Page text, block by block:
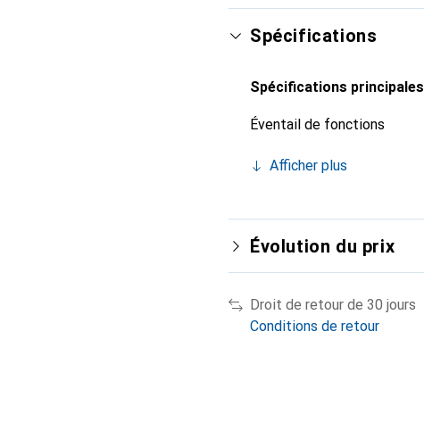
Spécifications
Spécifications principales
Éventail de fonctions
Afficher plus
Évolution du prix
Droit de retour de 30 jours
Conditions de retour